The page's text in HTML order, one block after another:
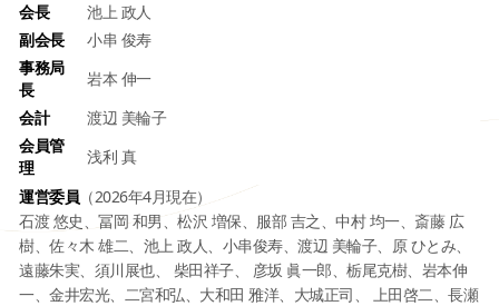
会長
池上 政人
副会長
小串 俊寿
事務局
長
岩本 伸一
会計
渡辺 美輪子
会員管
理
浅利 真
運営委員 （2026年4月現在）
石渡 悠史、冨岡 和男、松沢 増保、服部 吉之、中村 均一、斎藤 広
樹、佐々木 雄二、池上 政人、小串俊寿、渡辺 美輪子、原 ひとみ、
遠藤朱実、須川展也、 柴田祥子、 彦坂 眞一郎、栃尾克樹、岩本伸
一、金井宏光、二宮和弘、大和田 雅洋、大城正司、 上田啓二、長瀬